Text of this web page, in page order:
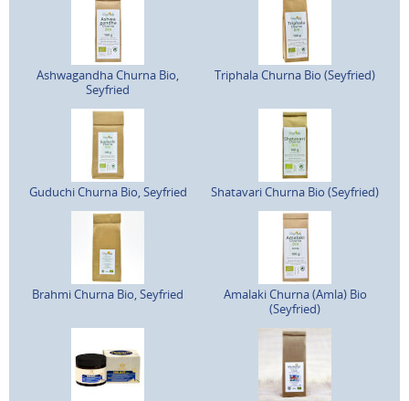
Ashwagandha Churna Bio,
Seyfried
Triphala Churna Bio (Seyfried)
Guduchi Churna Bio, Seyfried Shatavari Churna Bio (Seyfried)
Brahmi Churna Bio, Seyfried
Amalaki Churna (Amla) Bio
(Seyfried)